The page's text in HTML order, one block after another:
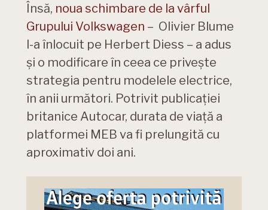
Însă, noua schimbare de la vârful
Grupului Volkswagen – Olivier Blume
l-a înlocuit pe Herbert Diess – a adus
și o modificare în ceea ce privește
strategia pentru modelele electrice,
în anii următori. Potrivit publicației
britanice Autocar, durata de viață a
platformei MEB va fi prelungită cu
aproximativ doi ani.